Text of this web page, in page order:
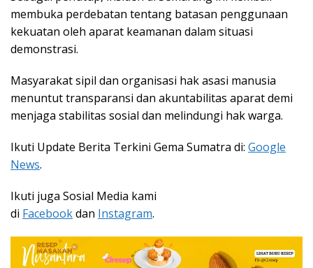
membuka perdebatan tentang batasan penggunaan
kekuatan oleh aparat keamanan dalam situasi
demonstrasi.
Masyarakat sipil dan organisasi hak asasi manusia
menuntut transparansi dan akuntabilitas aparat demi
menjaga stabilitas sosial dan melindungi hak warga.
Ikuti Update Berita Terkini Gema Sumatra di: Google
News.
Ikuti juga Sosial Media kami
di Facebookdan Instagram.